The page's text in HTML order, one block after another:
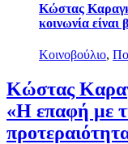
Κώστας
κοινωνία είναι
Κοινοβούλιο,
Κώστας
«Η επαφή με